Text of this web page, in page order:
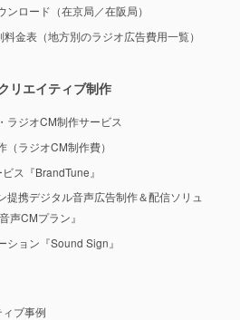
ロード（在京局／在阪局）
金表（地方別のラジオ広告費用一覧）
リエイティブ制作
ラジオCM制作サービス
ラジオCM制作費）
ス『BrandTune』
提携デジタル音声広告制作＆配信ソリュ
声CMプラン』
ョン『Sound Sign』
ブ事例